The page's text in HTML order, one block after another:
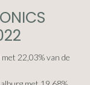
22,03% van de